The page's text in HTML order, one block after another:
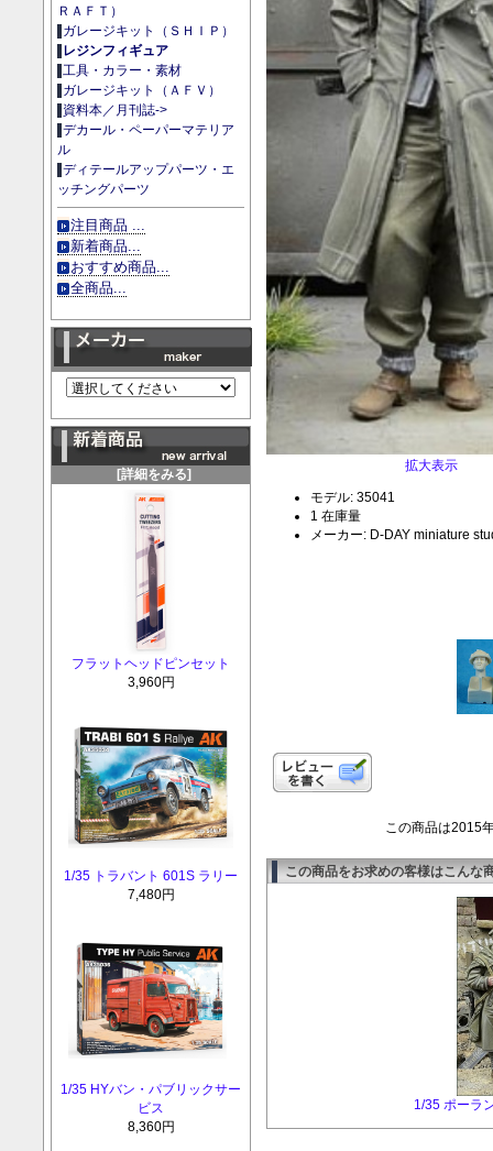
ＲＡＦＴ）
ガレージキット（ＳＨＩＰ）
レジンフィギュア
工具・カラー・素材
ガレージキット（ＡＦＶ）
資料本／月刊誌->
デカール・ペーパーマテリア
ル
ディテールアップパーツ・エ
ッチングパーツ
注目商品 ...
新着商品...
おすすめ商品...
全商品...
[詳細をみる]
フラットヘッドピンセット
3,960円
1/35 トラバント 601S ラリー
7,480円
1/35 HYバン・パブリックサー
ビス
8,360円
拡大表示
モデル: 35041
1 在庫量
メーカー: D-DAY miniature
この商品は2015
この商品をお求めの客様はこんな
1/35 ポーラ